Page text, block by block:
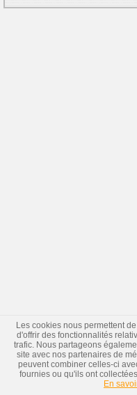
Les cookies nous permettent
d'offrir des fonctionnalités
trafic. Nous partageons
site avec nos partenaires de
peuvent combiner celles-ci
fournies ou qu'ils ont
En